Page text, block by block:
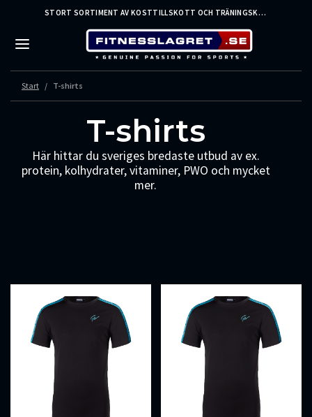
STORT SORTIMENT AV KOSTTILLSKOTT OCH TRÄNINGSKLÄDER FRÅN LEDANDE VARUMÄRKEN – SNABB LEVERANS
Start T-shirts
T-shirts
Här hittar du sveriges bredaste utbud av ex.
protein, kolhydrater, vitaminer, PWO och mycket
mer.